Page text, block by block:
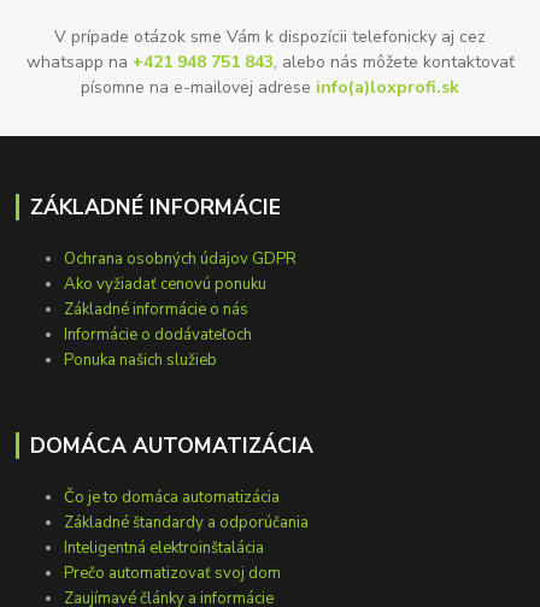
V prípade otázok sme Vám k dispozícii telefonicky aj cez
whatsapp na +421 948 751 843, alebo nás môžete kontaktovať
písomne na e-mailovej adrese info(a)loxprofi.sk
ZÁKLADNÉ INFORMÁCIE
Ochrana osobných údajov GDPR
Ako vyžiadať cenovú ponuku
Základné informácie o nás
Informácie o dodávateľoch
Ponuka našich služieb
DOMÁCA AUTOMATIZÁCIA
Čo je to domáca automatizácia
Základné štandardy a odporúčania
Inteligentná elektroinštalácia
Prečo automatizovať svoj dom
Zaujímavé články a informácie